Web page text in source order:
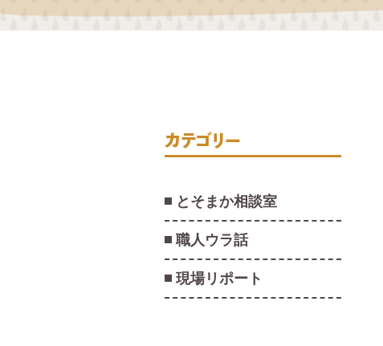
カテゴリー
とそまか相談室
職人ウラ話
現場リポート